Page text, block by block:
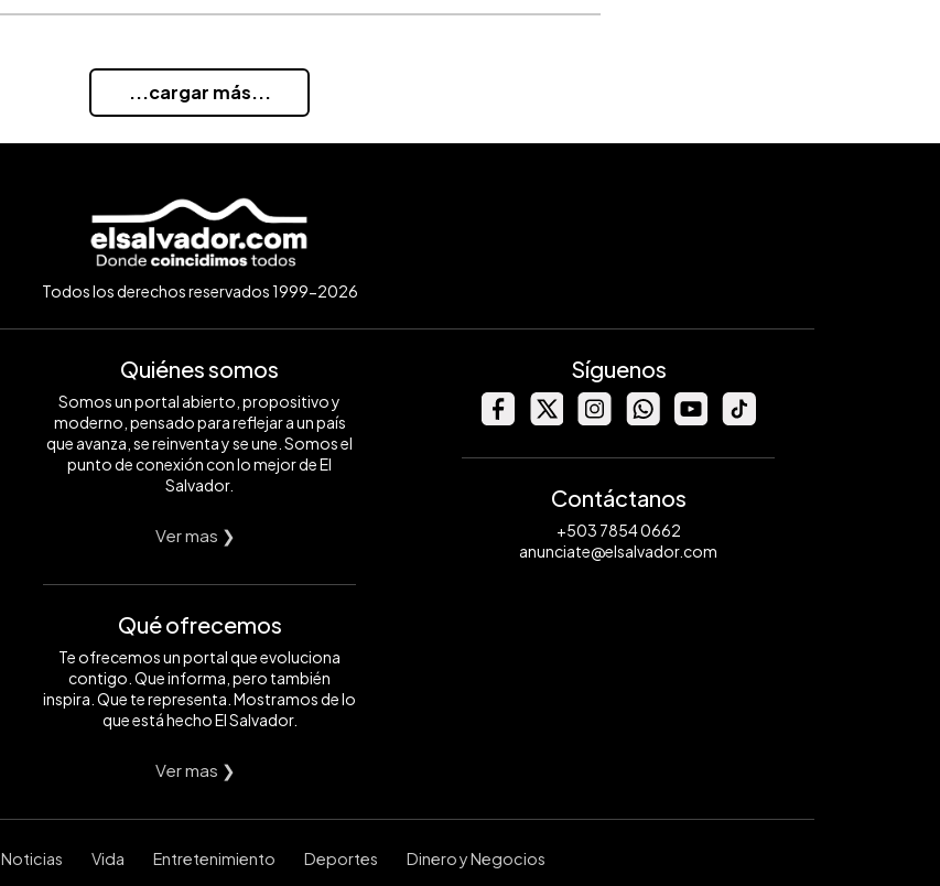
...cargar más...
Todos los derechos reservados 1999-2026
Quiénes somos
Somos un portal abierto, propositivo y
moderno, pensado para reflejar a un país
que avanza, se reinventa y se une. Somos el
punto de conexión con lo mejor de El
Salvador.
Ver mas ❯
Qué ofrecemos
Te ofrecemos un portal que evoluciona
contigo. Que informa, pero también
inspira. Que te representa. Mostramos de lo
que está hecho El Salvador.
Ver mas ❯
Síguenos
Contáctanos
+503 7854 0662
anunciate@elsalvador.com
Noticias Vida Entretenimiento Deportes Dinero y Negocios